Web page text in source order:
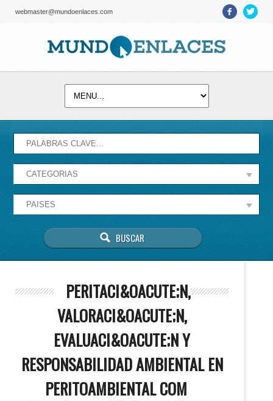
webmaster@mundoenlaces.com
PERITACI&OACUTE;N,
VALORACI&OACUTE;N,
EVALUACI&OACUTE;N Y
RESPONSABILIDAD AMBIENTAL EN
PERITOAMBIENTAL COM